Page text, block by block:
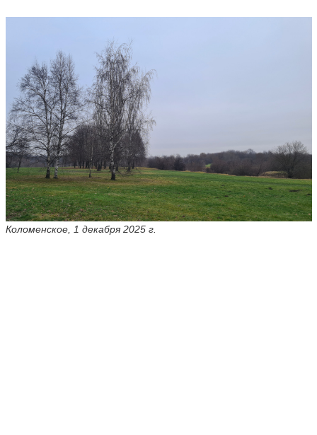
Коломенское, 1 декабря 2025 г.